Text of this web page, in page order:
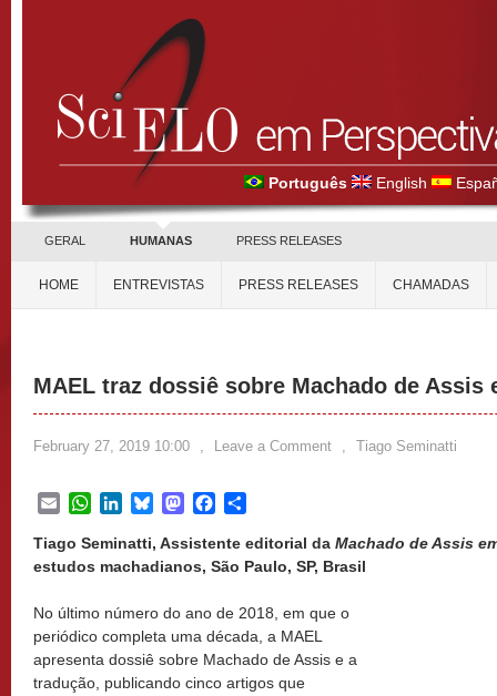
Português English
GERAL HUMANAS PRESS RELEASES
HOME ENTREVISTAS PRESS RELEASES CHAMADAS
MAEL traz dossiê sobre Machado de Assis
February 27, 2019 10:00 , Leave a Comment , Tiago Seminatti
EmailWhatsApp
LinkedInBlueskyMastodonFacebook
Tiago Seminatti, Assistente editorial da Machado de Assis
estudos machadianos, São Paulo, SP, Brasil
No último número do ano de 2018, em que o
periódico completa uma década, a MAEL
apresenta dossiê sobre Machado de Assis e a
tradução, publicando cinco artigos que